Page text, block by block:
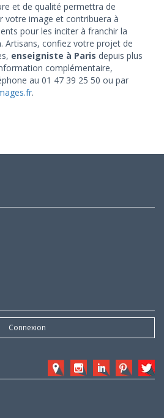
et de qualité permettra de
votre image et contribuera à
pour les inciter à franchir la
Artisans, confiez votre projet de
enseigniste à Paris depuis plus
complémentaire,
au 01 47 39 25 50 ou par
.
Connexion